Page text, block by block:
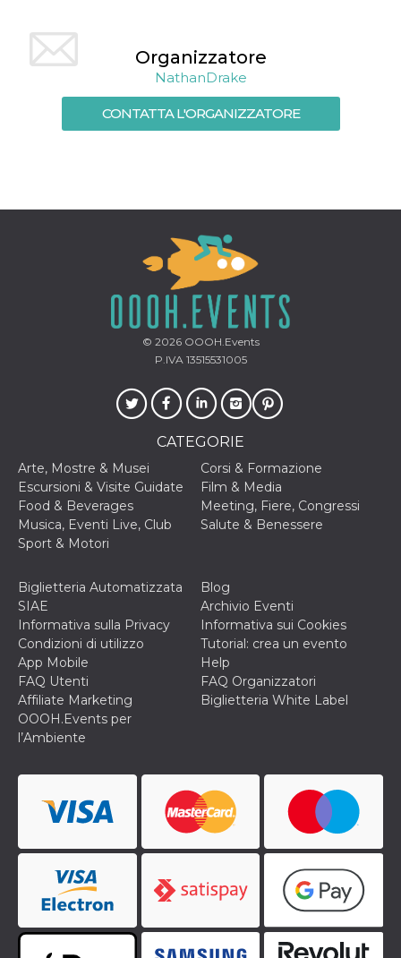
Organizzatore
NathanDrake
CONTATTA L'ORGANIZZATORE
© 2026OOOH.Events
P.IVA 13515531005
CATEGORIE
Arte, Mostre & Musei
Corsi & Formazione
Escursioni & Visite Guidate
Film & Media
Food & Beverages
Meeting, Fiere, Congressi
Musica, Eventi Live, Club
Salute & Benessere
Sport & Motori
Biglietteria Automatizzata
SIAE
Blog
Archivio Eventi
Informativa sulla Privacy
Informativa sui Cookies
Condizioni di utilizzo
Tutorial: crea un evento
App Mobile
Help
FAQ Utenti
FAQ Organizzatori
Affiliate Marketing
Biglietteria White Label
OOOH.Events per
l’Ambiente